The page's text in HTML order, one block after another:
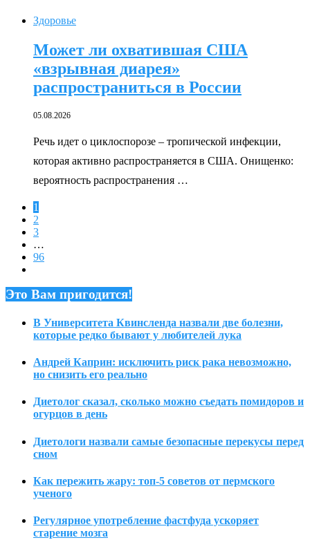
Здоровье
Может ли охватившая США
«взрывная диарея»
распространиться в России
05.08.2026
Речь идет о циклоспорозе – тропической инфекции,
которая активно распространяется в США. Онищенко:
вероятность распространения …
1
2
3
…
96
Это Вам пригодится!
В Университета Квинсленда назвали две болезни,
которые редко бывают у любителей лука
Андрей Каприн: исключить риск рака невозможно,
но снизить его реально
Диетолог сказал, сколько можно съедать помидоров и
огурцов в день
Диетологи назвали самые безопасные перекусы перед
сном
Как пережить жару: топ-5 советов от пермского
ученого
Регулярное употребление фастфуда ускоряет
старение мозга